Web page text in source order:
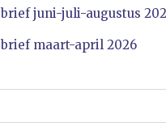
juni-juli-augustus
maart-april 2026